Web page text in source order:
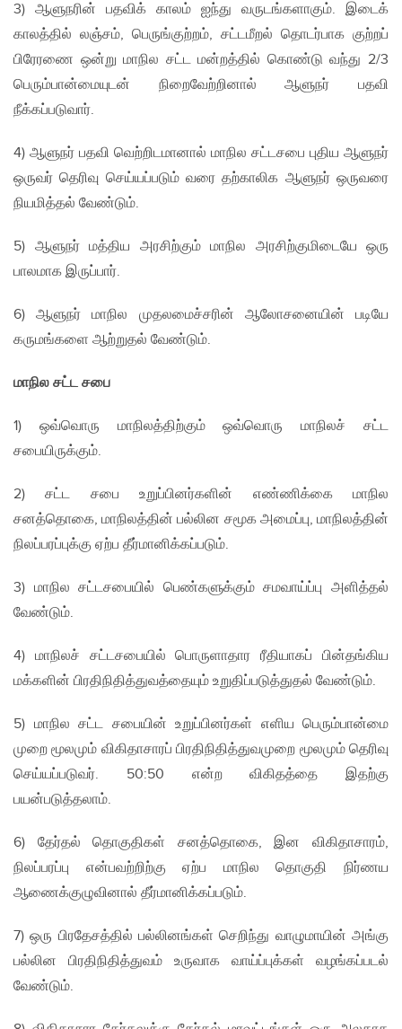
3) ஆளுநரின் பதவிக் காலம் ஐந்து வருடங்களாகும். இடைக்
காலத்தில் லஞ்சம், பெருங்குற்றம், சட்டமீறல் தொடர்பாக குற்றப்
பிரேரணை ஒன்று மாநில சட்ட மன்றத்தில் கொண்டு வந்து 2/3
பெரும்பான்மையுடன் நிறைவேற்றினால் ஆளுநர் பதவி
நீக்கப்படுவார்.
4) ஆளுநர் பதவி வெற்றிடமானால் மாநில சட்டசபை புதிய ஆளுநர்
ஒருவர் தெரிவு செய்யப்படும் வரை தற்காலிக ஆளுநர் ஒருவரை
நியமித்தல் வேண்டும்.
5) ஆளுநர் மத்திய அரசிற்கும் மாநில அரசிற்குமிடையே ஒரு
பாலமாக இருப்பார்.
6) ஆளுநர் மாநில முதலமைச்சரின் ஆலோசனையின் படியே
கருமங்களை ஆற்றுதல் வேண்டும்.
மாநில சட்ட சபை
1) ஒவ்வொரு மாநிலத்திற்கும் ஒவ்வொரு மாநிலச் சட்ட
சபையிருக்கும்.
2) சட்ட சபை உறுப்பினர்களின் எண்ணிக்கை மாநில
சனத்தொகை, மாநிலத்தின் பல்லின சமூக அமைப்பு, மாநிலத்தின்
நிலப்பரப்புக்கு ஏற்ப தீர்மானிக்கப்படும்.
3) மாநில சட்டசபையில் பெண்களுக்கும் சமவாய்ப்பு அளித்தல்
வேண்டும்.
4) மாநிலச் சட்டசபையில் பொருளாதார ரீதியாகப் பின்தங்கிய
மக்களின் பிரதிநிதித்துவத்தையும் உறுதிப்படுத்துதல் வேண்டும்.
5) மாநில சட்ட சபையின் உறுப்பினர்கள் எளிய பெரும்பான்மை
முறை மூலமும் விகிதாசாரப் பிரதிநிதித்துவமுறை மூலமும் தெரிவு
செய்யப்படுவர். 50:50 என்ற விகிதத்தை இதற்கு
பயன்படுத்தலாம்.
6) தேர்தல் தொகுதிகள் சனத்தொகை, இன விகிதாசாரம்,
நிலப்பரப்பு என்பவற்றிற்கு ஏற்ப மாநில தொகுதி நிர்ணய
ஆணைக்குழுவினால் தீர்மானிக்கப்படும்.
7) ஒரு பிரதேசத்தில் பல்லினங்கள் செறிந்து வாழுமாயின் அங்கு
பல்லின பிரதிநிதித்துவம் உருவாக வாய்ப்புக்கள் வழங்கப்படல்
வேண்டும்.